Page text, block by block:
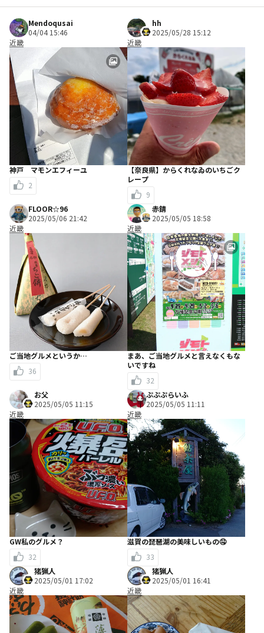
Mendoqusai
04/04 15:46
近畿
神戸 マモンエフィーユ
2
hh
2025/05/28 15:12
近畿
【奈良県】からくれなゐのいちごク
レープ
9
FLOOR☆96
2025/05/06 21:42
近畿
ご当地グルメというか…
36
赤錆
2025/05/05 18:58
近畿
まあ、ご当地グルメと言えなくもな
いですね
32
お父
2025/05/05 11:15
近畿
GW私のグルメ？
32
ぷぷぷらいふ
2025/05/05 11:11
近畿
滋賀の琵琶湖の美味しいもの🤤
33
猪猟人
2025/05/01 17:02
近畿
猪猟人
2025/05/01 16:41
近畿